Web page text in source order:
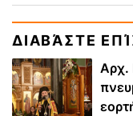
ΔΙΑΒΆΣΤΕ
Αρχ.